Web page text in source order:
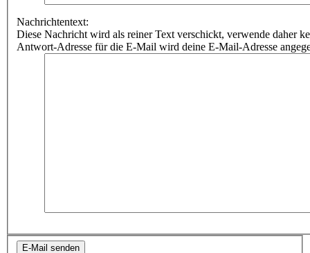
Nachrichtentext:
Diese Nachricht wird als reiner Text verschickt, verwende daher
Antwort-Adresse für die E-Mail wird deine E-Mail-Adresse